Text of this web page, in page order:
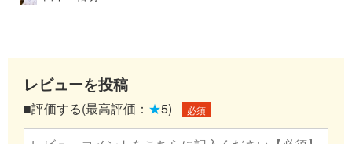
レビューを投稿
■評価する(最高評価： ★5) 必須